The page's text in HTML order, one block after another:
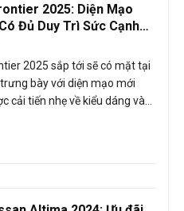
2025: Diện Mạo
Đủ Duy Trì Sức Cạnh
2025 sắp tới sẽ có mặt tại
bày với diện mạo mới
cải tiến nhẹ về kiểu dáng và